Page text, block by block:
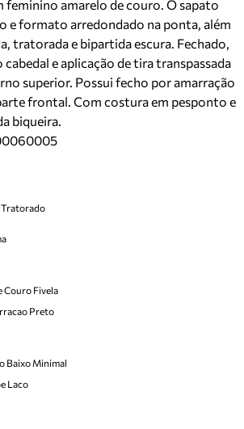
feminino amarelo de couro. O sapato
e formato arredondado na ponta, além
tratorada e bipartida escura. Fechado,
e aplicação de tira transpassada
superior. Possui fecho por amarração
frontal. Com costura em pesponto e
biqueira.
Couro Fivela
Preto
Baixo Minimal
Laco